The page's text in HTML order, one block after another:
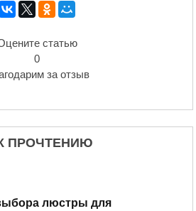
статью
0
за отзыв
ПРОЧТЕНИЮ
люстры для